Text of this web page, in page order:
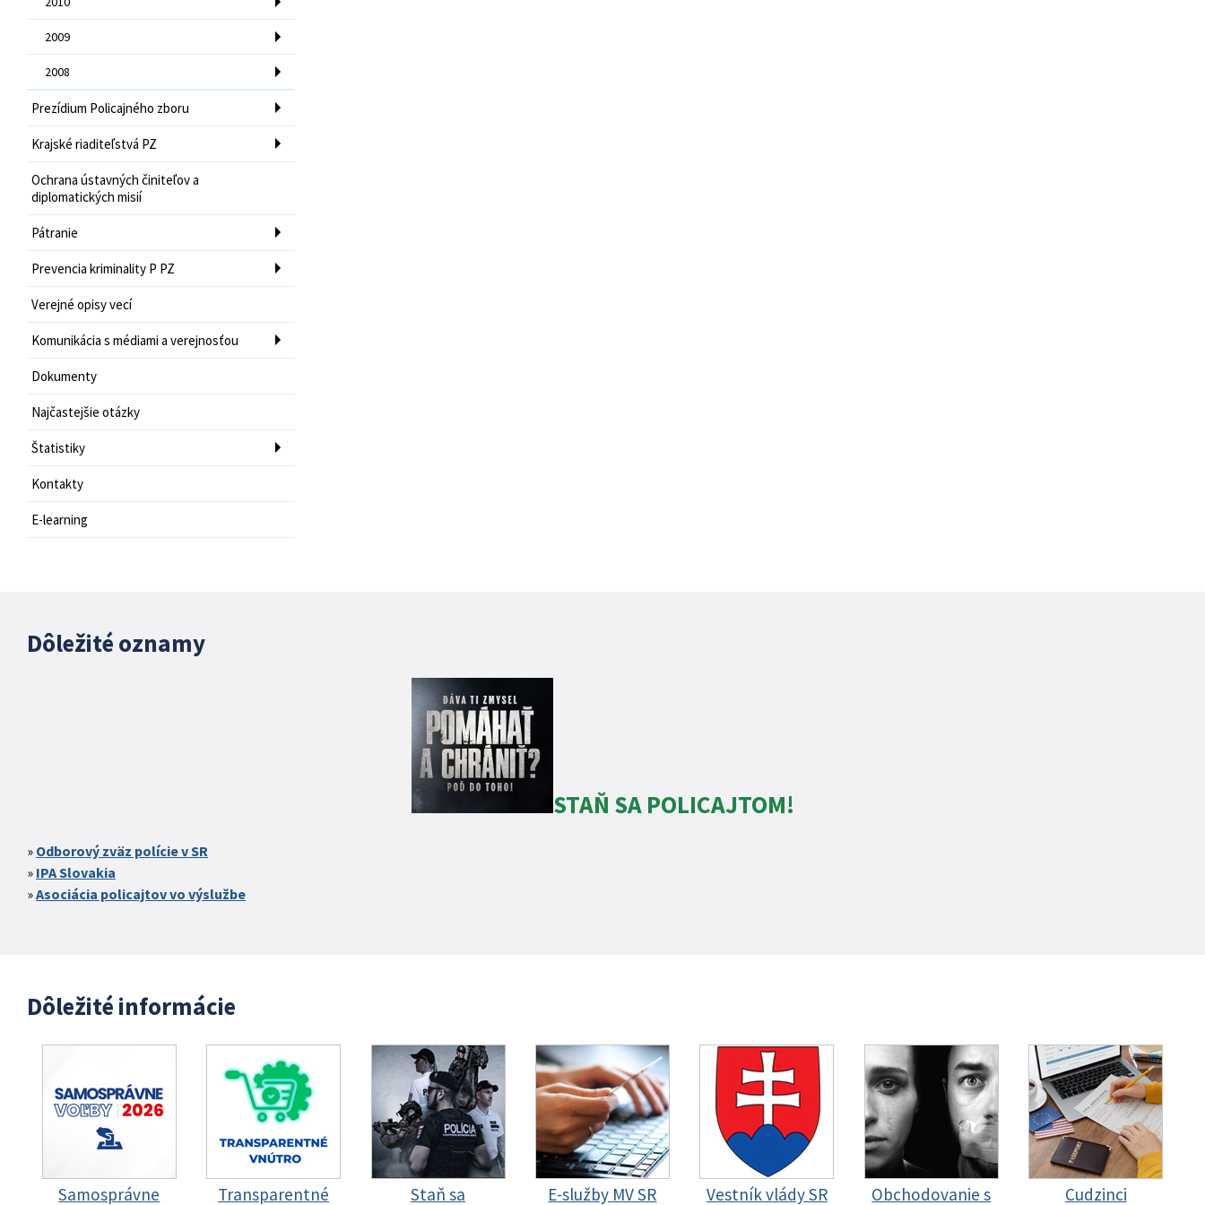
2009
2008
Prezídium Policajného zboru
Krajské riaditeľstvá PZ
Ochrana ústavných činiteľov a
diplomatických misií
Pátranie
Prevencia kriminality P PZ
Verejné opisy vecí
Komunikácia s médiami a verejnosťou
Dokumenty
Najčastejšie otázky
Štatistiky
Kontakty
E-learning
Dôležité oznamy
STAŇ SA POLICAJTOM!
Odborový zväz polície v SR
IPA Slovakia
Asociácia policajtov vo výslužbe
Dôležité informácie
Samosprávne
Transparentné
Staň sa
E-služby MV SR Vestník vlády SR
Obchodovanie s
Cudzinci